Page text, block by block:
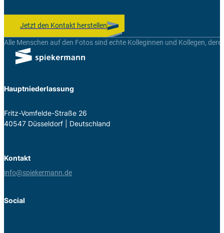
Jetzt den Kontakt herstellen
Alle Menschen auf den Fotos sind echte Kolleginnen und Kollegen,
Hauptniederlassung
Fritz-Vom­felde-Straße 26
40547 Düs­sel­dorf | Deutsch­land
Kontakt
info@spiekermann.de
Social